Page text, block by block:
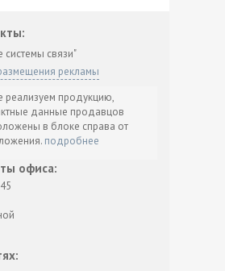
связи"
рекламы
реализуем продукцию,
данные продавцов
в блоке справа от
подробнее
офиса: